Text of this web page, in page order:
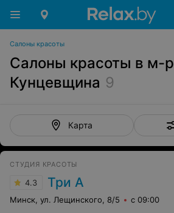
Салоны красоты
Салоны красоты в м-р
Кунцевщина 9
Карта
СТУДИЯ КРАСОТЫ
4.3 Три А
Минск, ул. Лещинского, 8/5 с 09:00